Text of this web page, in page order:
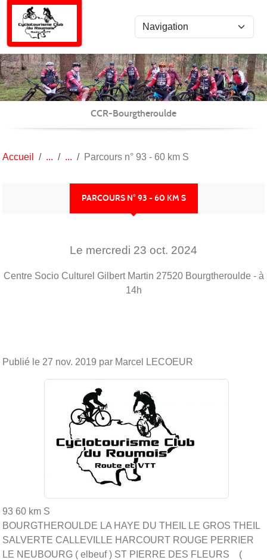
CCR-Bourgtheroulde
Accueil Parcours n° 93 - 60 km S
PARCOURS N° 93 - 60 KM S
Le mercredi 23 oct. 2024
Centre Socio Culturel Gilbert Martin 27520 Bourgtheroulde - à
14h
Publié le 27 nov. 2019 par Marcel LECOEUR
93 60 km S
BOURGTHEROULDE LA HAYE DU THEIL LE GROS THEIL
SALVERTE CALLEVILLE HARCOURT ROUGE PERRIER
LE NEUBOURG ( elbeuf ) ST PIERRE DES FLEURS (
Panneau de gestion des cookies